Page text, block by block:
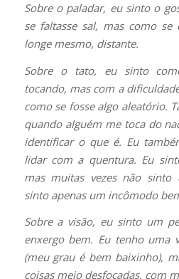
Sobre o paladar, eu sinto o
se faltasse sal, mas como
longe mesmo, distante.
Sobre o tato, eu sinto
tocando, mas com a
como se fosse algo aleatório.
quando alguém me toca do
identificar o que é. Eu
lidar com a quentura. Eu
mas muitas vezes não
sinto apenas um incômodo
Sobre a visão, eu sinto um
enxergo bem. Eu tenho uma
(meu grau é bem baixinho),
coisas meio desfocadas, com